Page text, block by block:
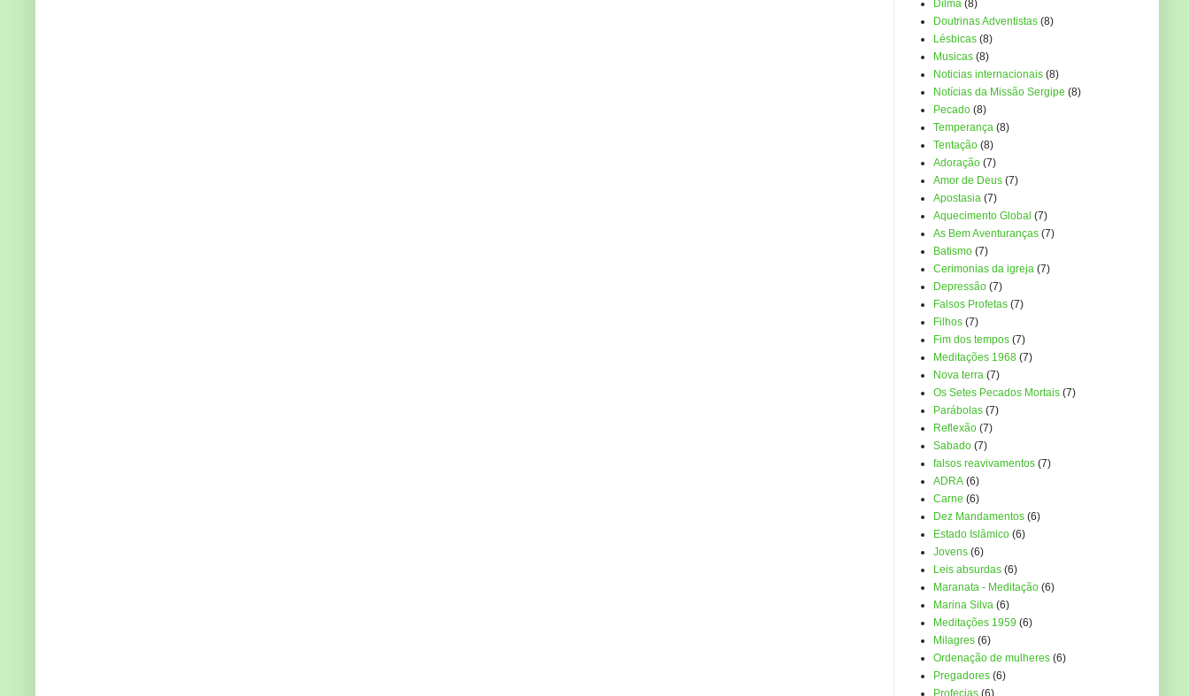
Dilma (8)
Doutrinas Adventistas (8)
Lésbicas (8)
Musicas (8)
Noticias internacionais (8)
Notícias da Missão Sergipe (8)
Pecado (8)
Temperança (8)
Tentação (8)
Adoração (7)
Amor de Deus (7)
Apostasia (7)
Aquecimento Global (7)
As Bem Aventuranças (7)
Batismo (7)
Cerimonias da igreja (7)
Depressão (7)
Falsos Profetas (7)
Filhos (7)
Fim dos tempos (7)
Meditações 1968 (7)
Nova terra (7)
Os Setes Pecados Mortais (7)
Parábolas (7)
Reflexão (7)
Sabado (7)
falsos reavivamentos (7)
ADRA (6)
Carne (6)
Dez Mandamentos (6)
Estado Islâmico (6)
Jovens (6)
Leis absurdas (6)
Maranata - Meditação (6)
Marina Silva (6)
Meditações 1959 (6)
Milagres (6)
Ordenação de mulheres (6)
Pregadores (6)